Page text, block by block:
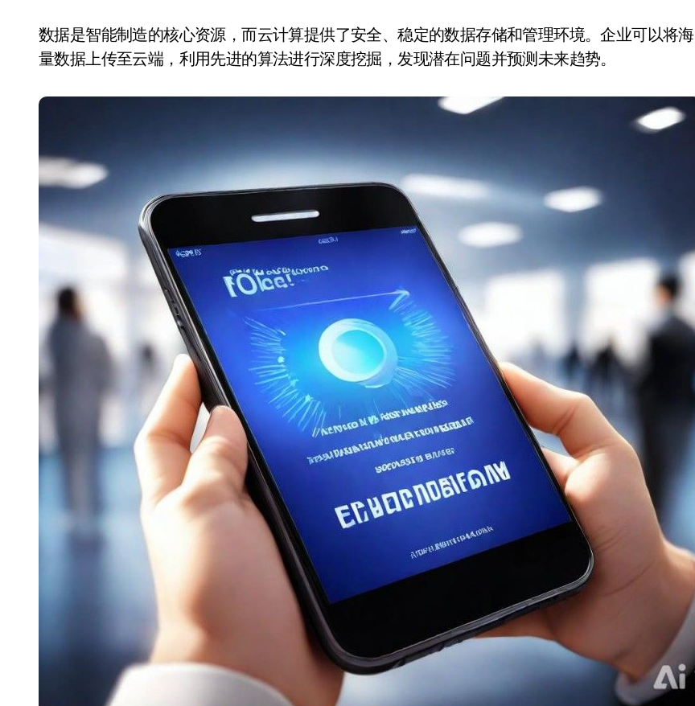
数据是智能制造的核心资源，而云计算提供了安全、稳定的数据存储和管理环境。企业可以将海
量数据上传至云端，利用先进的算法进行深度挖掘，发现潜在问题并预测未来趋势。